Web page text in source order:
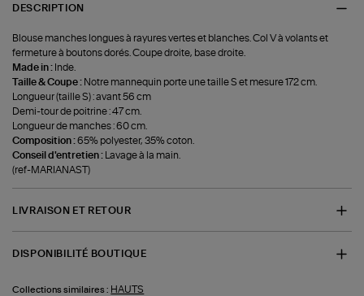
DESCRIPTION
Blouse manches longues à rayures vertes et blanches. Col V à volants et
fermeture à boutons dorés. Coupe droite, base droite.
Made in : Inde.
Taille & Coupe : Notre mannequin porte une taille S et mesure 172 cm.
Longueur (taille S) : avant 56 cm
Demi-tour de poitrine : 47 cm.
Longueur de manches : 60 cm.
Composition :65% polyester, 35% coton.
Conseil d'entretien :
Lavage à la main.
(ref-MARIANAST)
LIVRAISON ET RETOUR
DISPONIBILITÉ BOUTIQUE
Collections similaires : HAUTS